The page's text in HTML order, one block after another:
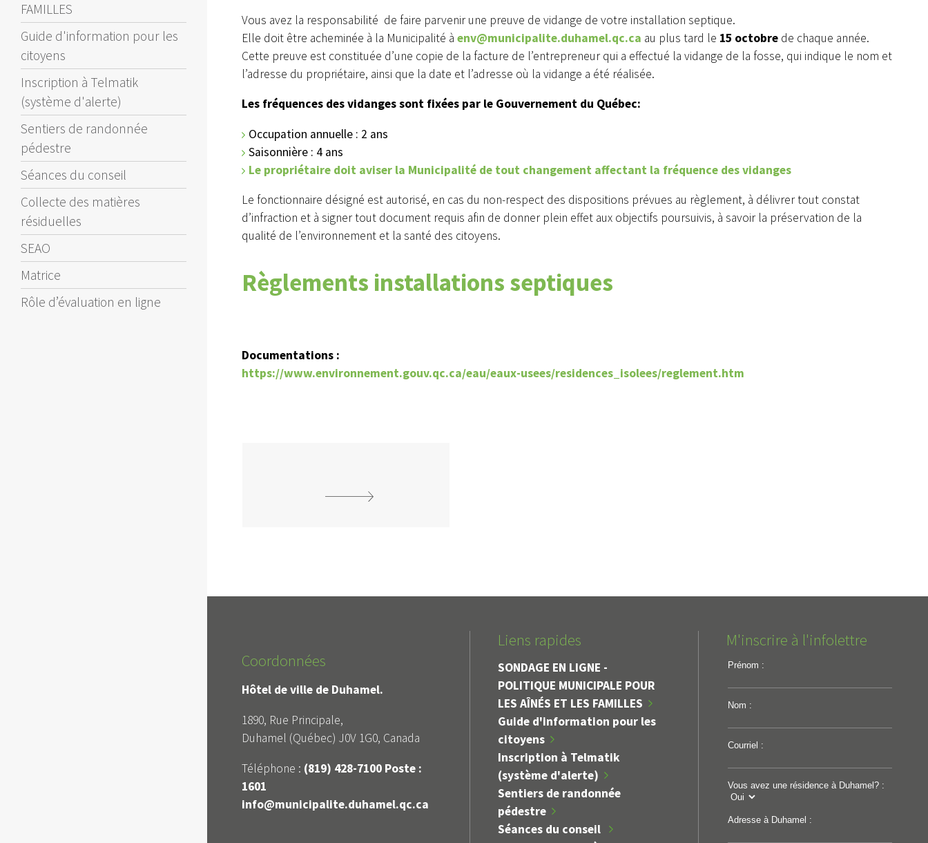
FAMILLES
Guide d'information pour les
citoyens
Inscription à Telmatik
(système d'alerte)
Sentiers de randonnée
pédestre
Séances du conseil
Collecte des matières
résiduelles
SEAO
Matrice
Rôle d’évaluation en ligne
Vous avez la responsabilité de faire parvenir une preuve de vidange de votre installation septique.
Elle doit être acheminée à la Municipalité à env@municipalite.duhamel.qc.ca au plus tard le 15 octobre de chaque année.
Cette preuve est constituée d’une copie de la facture de l’entrepreneur qui a effectué la vidange de la fosse, qui indique le nom et
l’adresse du propriétaire, ainsi que la date et l’adresse où la vidange a été réalisée.
Les fréquences des vidanges sont fixées par le Gouvernement du Québec:
Occupation annuelle : 2 ans
Saisonnière : 4 ans
Le propriétaire doit aviser la Municipalité de tout changement affectant la fréquence des vidanges
Le fonctionnaire désigné est autorisé, en cas du non-respect des dispositions prévues au règlement, à délivrer tout constat
d’infraction et à signer tout document requis afin de donner plein effet aux objectifs poursuivis, à savoir la préservation de la
qualité de l’environnement et la santé des citoyens.
Règlements installations septiques
Documentations :
https://www.environnement.gouv.qc.ca/eau/eaux-usees/residences_isolees/reglement.htm
Coordonnées
Hôtel de ville de Duhamel.
1890, Rue Principale,
Duhamel (Québec) J0V 1G0, Canada
Téléphone : (819) 428-7100 Poste :
1601
info@municipalite.duhamel.qc.ca
Liens rapides
SONDAGE EN LIGNE -
POLITIQUE MUNICIPALE POUR
LES AÎNÉS ET LES FAMILLES
Guide d'information pour les
citoyens
Inscription à Telmatik
(système d'alerte)
Sentiers de randonnée
pédestre
Séances du conseil
M'inscrire à l'infolettre
Prénom :
Nom :
Courriel :
Vous avez une résidence à Duhamel? :
Adresse à Duhamel :